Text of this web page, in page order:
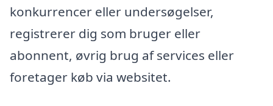
konkurrencer eller undersøgelser,
registrerer dig som bruger eller
abonnent, øvrig brug af services eller
foretager køb via websitet.